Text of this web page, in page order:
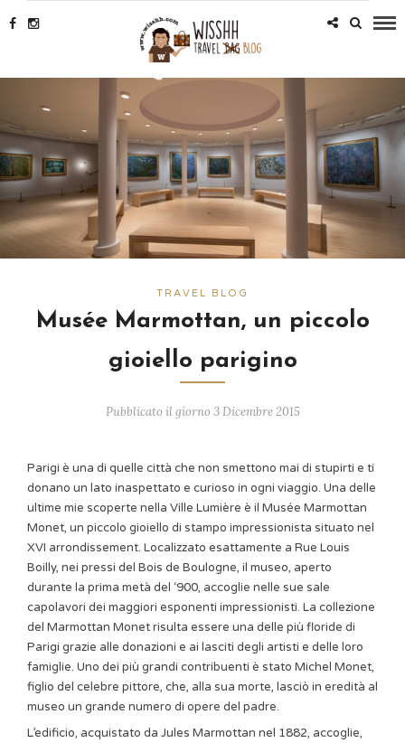
TRAVEL BLOG
Musée Marmottan, un piccolo
gioiello parigino
Pubblicato il giorno 3 Dicembre 2015
Parigi è una di quelle città che non smettono mai di stupirti e ti
donano un lato inaspettato e curioso in ogni viaggio. Una delle
ultime mie scoperte nella Ville Lumière è il Musée Marmottan
Monet, un piccolo gioiello di stampo impressionista situato nel
XVI arrondissement. Localizzato esattamente a Rue Louis
Boilly, nei pressi del Bois de Boulogne, il museo, aperto
durante la prima metà del ‘900, accoglie nelle sue sale
capolavori dei maggiori esponenti impressionisti. La collezione
del Marmottan Monet risulta essere una delle più floride di
Parigi grazie alle donazioni e ai lasciti degli artisti e delle loro
famiglie. Uno dei più grandi contribuenti è stato Michel Monet,
figlio del celebre pittore, che, alla sua morte, lasciò in eredità al
museo un grande numero di opere del padre.
L’edificio, acquistato da Jules Marmottan nel 1882, accoglie,